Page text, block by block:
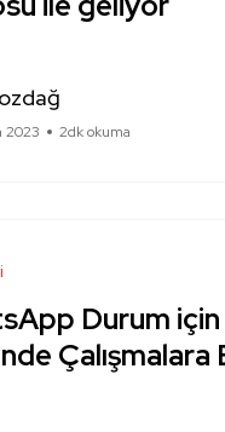
2023 2dk okuma
Durum
Çalışmalara